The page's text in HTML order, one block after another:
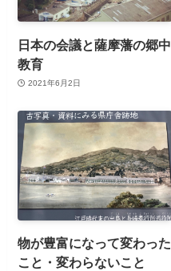
日本の会議と薩摩藩の郷中
教育
2021年6月2日
物が豊富になって変わった
こと・変わらないこと